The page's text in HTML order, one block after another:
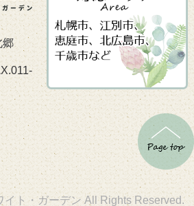
郷
ト・ガーデン All Rights Reserved.